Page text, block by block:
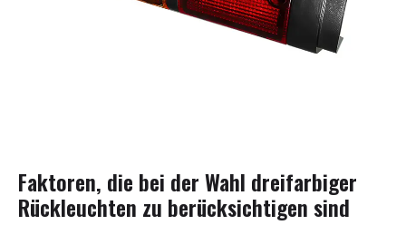
Faktoren, die bei der Wahl dreifarbiger
Rückleuchten zu berücksichtigen sind